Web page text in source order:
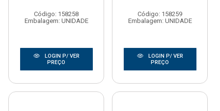
Código: 158258
Embalagem: UNIDADE
LOGIN P/ VER
PREÇO
Código: 158259
Embalagem: UNIDADE
LOGIN P/ VER
PREÇO